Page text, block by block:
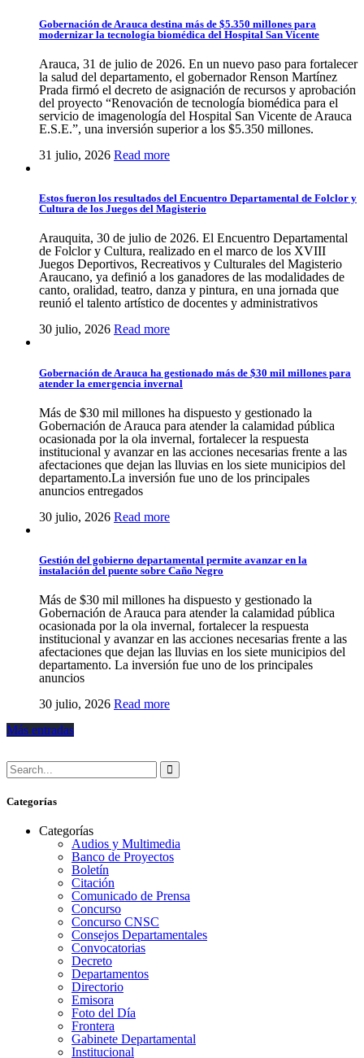
Gobernación de Arauca destina más de $5.350 millones para
modernizar la tecnología biomédica del Hospital San Vicente
Arauca, 31 de julio de 2026. En un nuevo paso para fortalecer
la salud del departamento, el gobernador Renson Martínez
Prada firmó el decreto de asignación de recursos y aprobación
del proyecto “Renovación de tecnología biomédica para el
servicio de imagenología del Hospital San Vicente de Arauca
E.S.E.”, una inversión superior a los $5.350 millones.
31 julio, 2026 Read more
Estos fueron los resultados del Encuentro Departamental de Folclor y
Cultura de los Juegos del Magisterio
Arauquita, 30 de julio de 2026. El Encuentro Departamental
de Folclor y Cultura, realizado en el marco de los XVIII
Juegos Deportivos, Recreativos y Culturales del Magisterio
Araucano, ya definió a los ganadores de las modalidades de
canto, oralidad, teatro, danza y pintura, en una jornada que
reunió el talento artístico de docentes y administrativos
30 julio, 2026 Read more
Gobernación de Arauca ha gestionado más de $30 mil millones para
atender la emergencia invernal
Más de $30 mil millones ha dispuesto y gestionado la
Gobernación de Arauca para atender la calamidad pública
ocasionada por la ola invernal, fortalecer la respuesta
institucional y avanzar en las acciones necesarias frente a las
afectaciones que dejan las lluvias en los siete municipios del
departamento.La inversión fue uno de los principales
anuncios entregados
30 julio, 2026 Read more
Gestión del gobierno departamental permite avanzar en la
instalación del puente sobre Caño Negro
Más de $30 mil millones ha dispuesto y gestionado la
Gobernación de Arauca para atender la calamidad pública
ocasionada por la ola invernal, fortalecer la respuesta
institucional y avanzar en las acciones necesarias frente a las
afectaciones que dejan las lluvias en los siete municipios del
departamento. La inversión fue uno de los principales
anuncios
30 julio, 2026 Read more
Más entradas
Categorías
Categorías
Audios y Multimedia
Banco de Proyectos
Boletín
Citación
Comunicado de Prensa
Concurso
Concurso CNSC
Consejos Departamentales
Convocatorias
Decreto
Departamentos
Directorio
Emisora
Foto del Día
Frontera
Gabinete Departamental
Institucional